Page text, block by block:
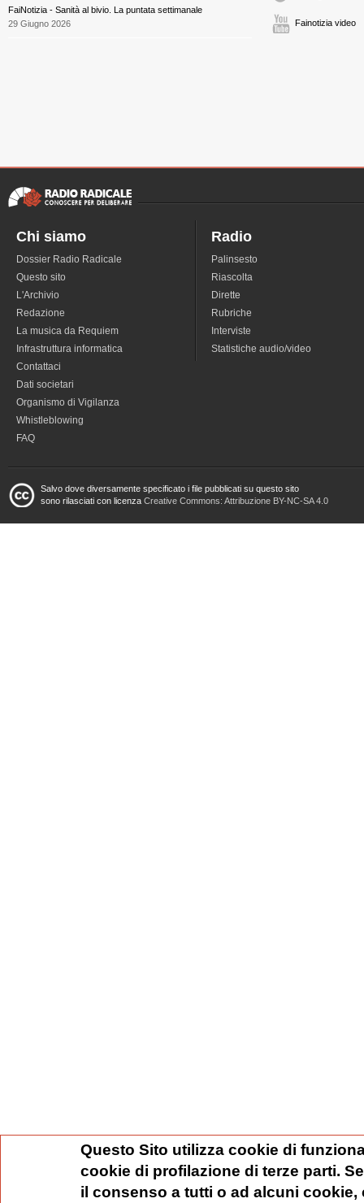
FaiNotizia - Sanità al bivio. La puntata settimanale
29 Giugno 2026
Fainotizia video
Chi siamo
Dossier Radio Radicale
Questo sito
L'Archivio
Redazione
La musica da Requiem
Infrastruttura informatica
Contattaci
Dati societari
Organismo di Vigilanza
Whistleblowing
FAQ
Radio
Palinsesto
Riascolta
Dirette
Rubriche
Interviste
Statistiche audio/video
Salvo dove diversamente specificato i file pubblicati su questo sito
sono rilasciati con licenza Creative Commons: Attribuzione BY-NC-SA 4.0
Questo Sito utilizza cookie di
cookie di profilazione di terze parti.
il consenso a tutti o ad alcuni